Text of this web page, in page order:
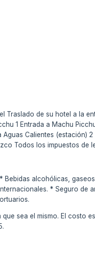
Traslado de su hotel a la
1 Entrada a Machu
Calientes (estación)
Todos los impuestos de
alcohólicas,
* Seguro de
sea el mismo. El costo